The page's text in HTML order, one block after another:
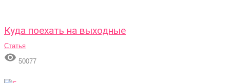
Куда поехать на выходные
Статья
 50077